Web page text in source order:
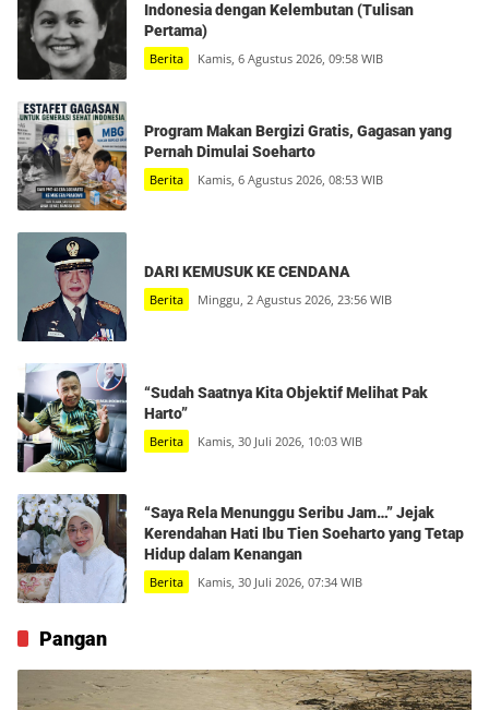
Indonesia dengan Kelembutan (Tulisan
Pertama)
Berita Kamis, 6 Agustus 2026, 09:58 WIB
Program Makan Bergizi Gratis, Gagasan yang
Pernah Dimulai Soeharto
Berita Kamis, 6 Agustus 2026, 08:53 WIB
DARI KEMUSUK KE CENDANA
Berita Minggu, 2 Agustus 2026, 23:56 WIB
“Sudah Saatnya Kita Objektif Melihat Pak
Harto”
Berita Kamis, 30 Juli 2026, 10:03 WIB
“Saya Rela Menunggu Seribu Jam…” Jejak
Kerendahan Hati Ibu Tien Soeharto yang Tetap
Hidup dalam Kenangan
Berita Kamis, 30 Juli 2026, 07:34 WIB
Pangan